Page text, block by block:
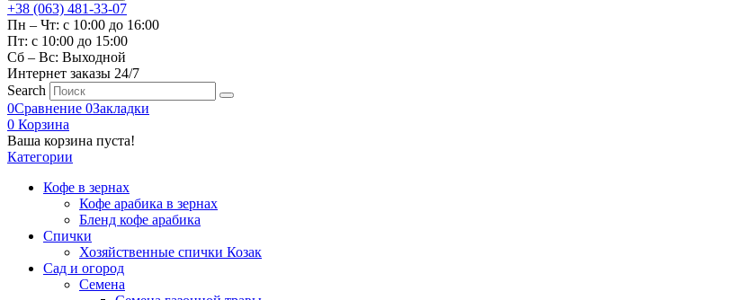
+38 (063) 481-33-07
Пн – Чт: с 10:00 до 16:00
Пт: с 10:00 до 15:00
Сб – Вс: Выходной
Интернет заказы 24/7
Search
0Сравнение 0Закладки
0 Корзина
Ваша корзина пуста!
Категории
Кофе в зернах
Кофе арабика в зернах
Бленд кофе арабика
Спички
Хозяйственные спички Козак
Сад и огород
Семена